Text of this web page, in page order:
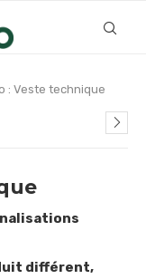
: Veste technique
différent,